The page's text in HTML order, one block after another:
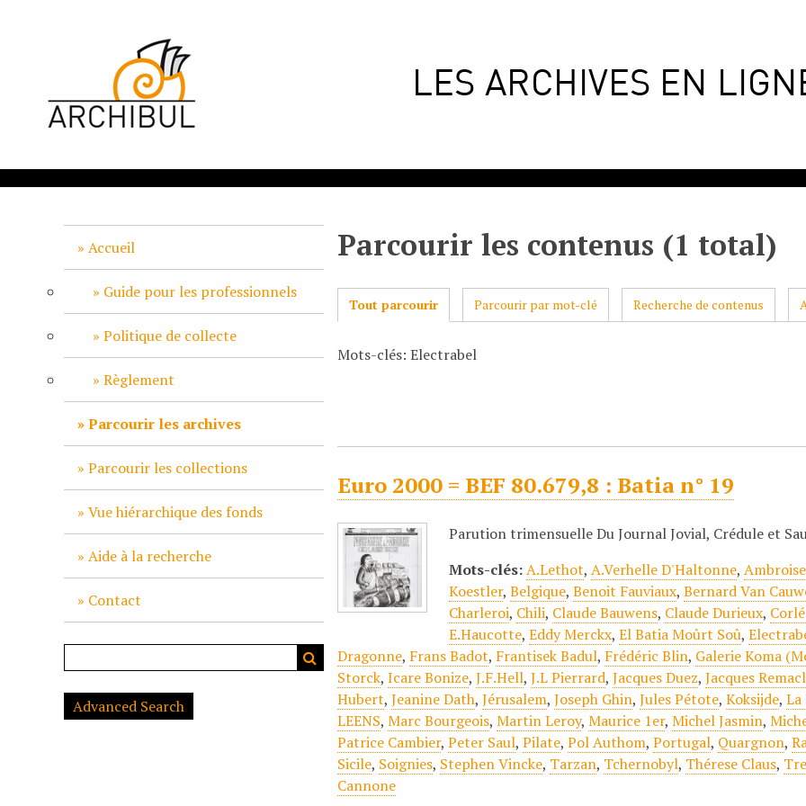
c
Accueil
Guide pour les professionnels
Politique de collecte
Règlement
Parcourir les archives
Parcourir les collections
Vue hiérarchique des fonds
Aide à la recherche
Contact
Advanced Search
Parcourir les contenus (1 total)
Tout parcourir Parcourir par mot-clé Recherche de contenus
Mots-clés: Electrabel
Euro 2000 = BEF 80.679,8 : Batia n° 19
Parution trimensuelle Du Journal Jovial, Crédule et
Mots-clés:A.Lethot,A.Verhelle D'Haltonne,
Koestler,Belgique,Benoit Fauviaux,Bernard Van
Charleroi, Chili, Claude Bauwens, Claude Durieux,
E.Haucotte,Eddy Merckx,El Batia Moûrt Soû,
Dragonne, Frans Badot, Frantisek Badul, Frédéric Blin, Galerie Koma
Storck,Icare Bonize,J.F.Hell,J.L Pierrard,Jacques Duez,Jacques
Hubert,Jeanine Dath,Jérusalem,Joseph Ghin,Jules Pétote,Koksijde,La
LEENS,Marc Bourgeois,Martin Leroy,Maurice 1er,Michel Jasmin,
Patrice Cambier,Peter Saul,Pilate,Pol Authom,Portugal, Quargnon,
Sicile, Soignies, Stephen Vincke, Tarzan, Tchernobyl, Thérese Claus,
Cannone